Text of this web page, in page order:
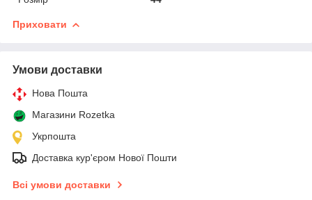
Приховати
Умови доставки
Нова Пошта
Магазини Rozetka
Укрпошта
Доставка кур'єром Нової Пошти
Всі умови доставки